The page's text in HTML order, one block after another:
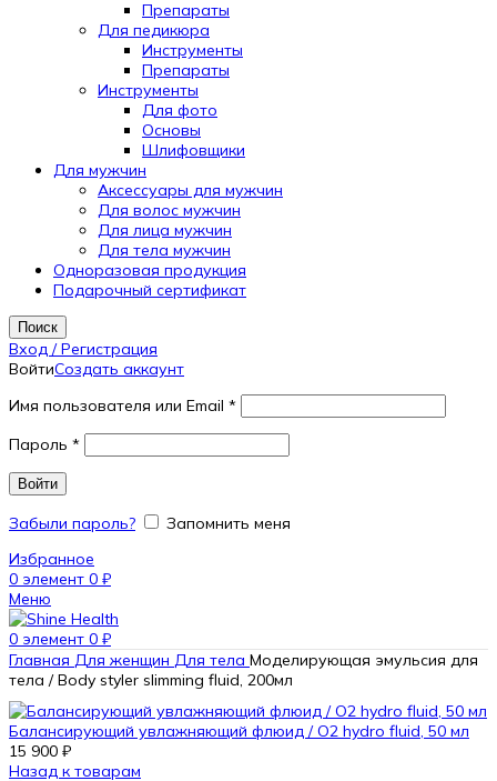
Препараты
Для педикюра
Инструменты
Препараты
Инструменты
Для фото
Основы
Шлифовщики
Для мужчин
Аксессуары для мужчин
Для волос мужчин
Для лица мужчин
Для тела мужчин
Одноразовая продукция
Подарочный сертификат
Поиск
Вход / Регистрация
ВойтиСоздать аккаунт
Имя пользователя или Email *
Пароль *
Войти
Забыли пароль?
Запомнить меня
Избранное
0 элемент 0 ₽
Меню
0 элемент 0 ₽
Главная Для женщин Для тела Моделирующая эмульсия для
тела / Body styler slimming fluid, 200мл
Балансирующий увлажняющий флюид / O2 hydro fluid, 50 мл
15 900 ₽
Назад к товарам